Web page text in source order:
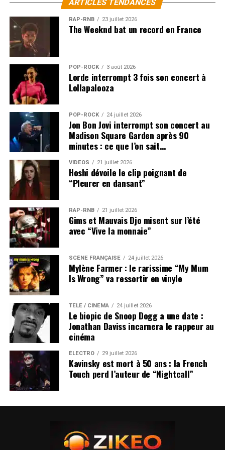
LES ALBUMS DE CHICO CÉSAR SONT DISPONIBLES
ICI
SUJETS ASSOCIÉS:
ARTICLES TENDANCES
RAP-RNB 23 juillet 2026
The Weeknd bat un record en France
POP-ROCK 3 août 2026
Lorde interrompt 3 fois son concert à
Lollapalooza
POP-ROCK 24 juillet 2026
Jon Bon Jovi interrompt son concert au
Madison Square Garden après 90
minutes : ce que l’on sait…
VIDEOS 21 juillet 2026
Hoshi dévoile le clip poignant de
“Pleurer en dansant”
RAP-RNB 21 juillet 2026
Gims et Mauvais Djo misent sur l’été
avec “Vive la monnaie”
SCÈNE FRANÇAISE 24 juillet 2026
Mylène Farmer : le rarissime “My Mum
Is Wrong” va ressortir en vinyle
TÉLÉ / CINÉMA 24 juillet 2026
Le biopic de Snoop Dogg a une date :
Jonathan Daviss incarnera le rappeur au
cinéma
ÉLECTRO 29 juillet 2026
Kavinsky est mort à 50 ans : la French
Touch perd l’auteur de “Nightcall”